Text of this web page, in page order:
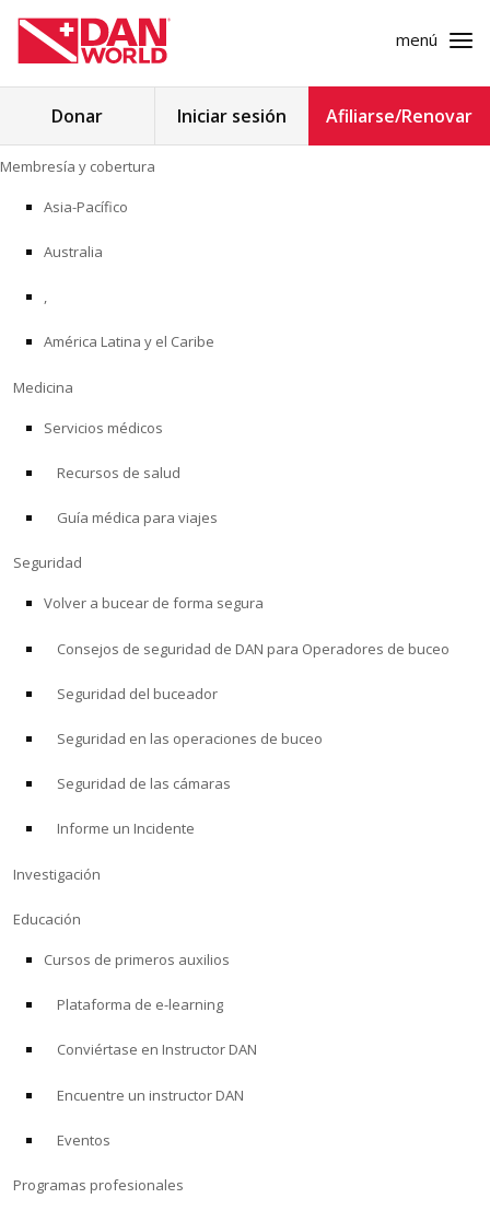
al
contenido
menú
Tienda
Alert Diver
MEMBRESÍA Y COBERTURA
SEGURIDAD
INVESTIGACIÓN
PROGRAMAS PROFESIONALES
Donar Iniciar sesión Afiliarse/Renovar
Membresía y cobertura
Asia-Pacífico
Australia
,
América Latina y el Caribe
Medicina
Servicios médicos
Recursos de salud
Guía médica para viajes
Seguridad
Volver a bucear de forma segura
Consejos de seguridad de DAN para Operadores de buceo
Seguridad del buceador
Seguridad en las operaciones de buceo
Seguridad de las cámaras
Informe un Incidente
Investigación
Educación
Cursos de primeros auxilios
Plataforma de e-learning
Conviértase en Instructor DAN
Encuentre un instructor DAN
Eventos
Programas profesionales